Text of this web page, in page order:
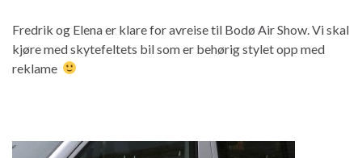
Fredrik og Elena er klare for avreise til Bodø Air Show. Vi skal
kjøre med skytefeltets bil som er behørig stylet opp med
reklame